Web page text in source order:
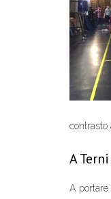
contrasto
A
A portare